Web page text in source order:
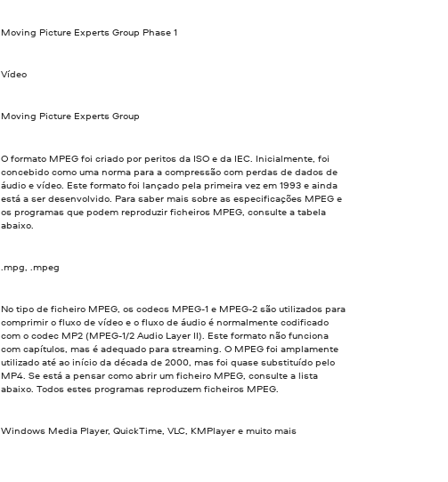
Moving Picture Experts Group Phase 1
Vídeo
Moving Picture Experts Group
O formato MPEG foi criado por peritos da ISO e da IEC. Inicialmente, foi
concebido como uma norma para a compressão com perdas de dados de
áudio e vídeo. Este formato foi lançado pela primeira vez em 1993 e ainda
está a ser desenvolvido. Para saber mais sobre as especificações MPEG e
os programas que podem reproduzir ficheiros MPEG, consulte a tabela
abaixo.
.mpg, .mpeg
No tipo de ficheiro MPEG, os codecs MPEG-1 e MPEG-2 são utilizados para
comprimir o fluxo de vídeo e o fluxo de áudio é normalmente codificado
com o codec MP2 (MPEG-1/2 Audio Layer II). Este formato não funciona
com capítulos, mas é adequado para streaming. O MPEG foi amplamente
utilizado até ao início da década de 2000, mas foi quase substituído pelo
MP4. Se está a pensar como abrir um ficheiro MPEG, consulte a lista
abaixo. Todos estes programas reproduzem ficheiros MPEG.
Windows Media Player, QuickTime, VLC, KMPlayer e muito mais